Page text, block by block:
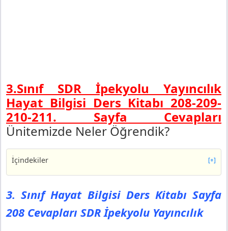
3.Sınıf SDR İpekyolu Yayıncılık
Hayat Bilgisi Ders Kitabı 208-209-
210-211. Sayfa Cevapları
Ünitemizde Neler Öğrendik?
İçindekiler [+]
3. Sınıf Hayat Bilgisi Ders Kitabı Sayfa 208 Cevapları
SDR İpekyolu Yayıncılık
3. Sınıf Hayat Bilgisi Ders Kitabı Sayfa 209 Cevapları
SDR İpekyolu Yayıncılık
3. Sınıf Hayat Bilgisi Ders Kitabı Sayfa
208 Cevapları SDR İpekyolu Yayıncılık